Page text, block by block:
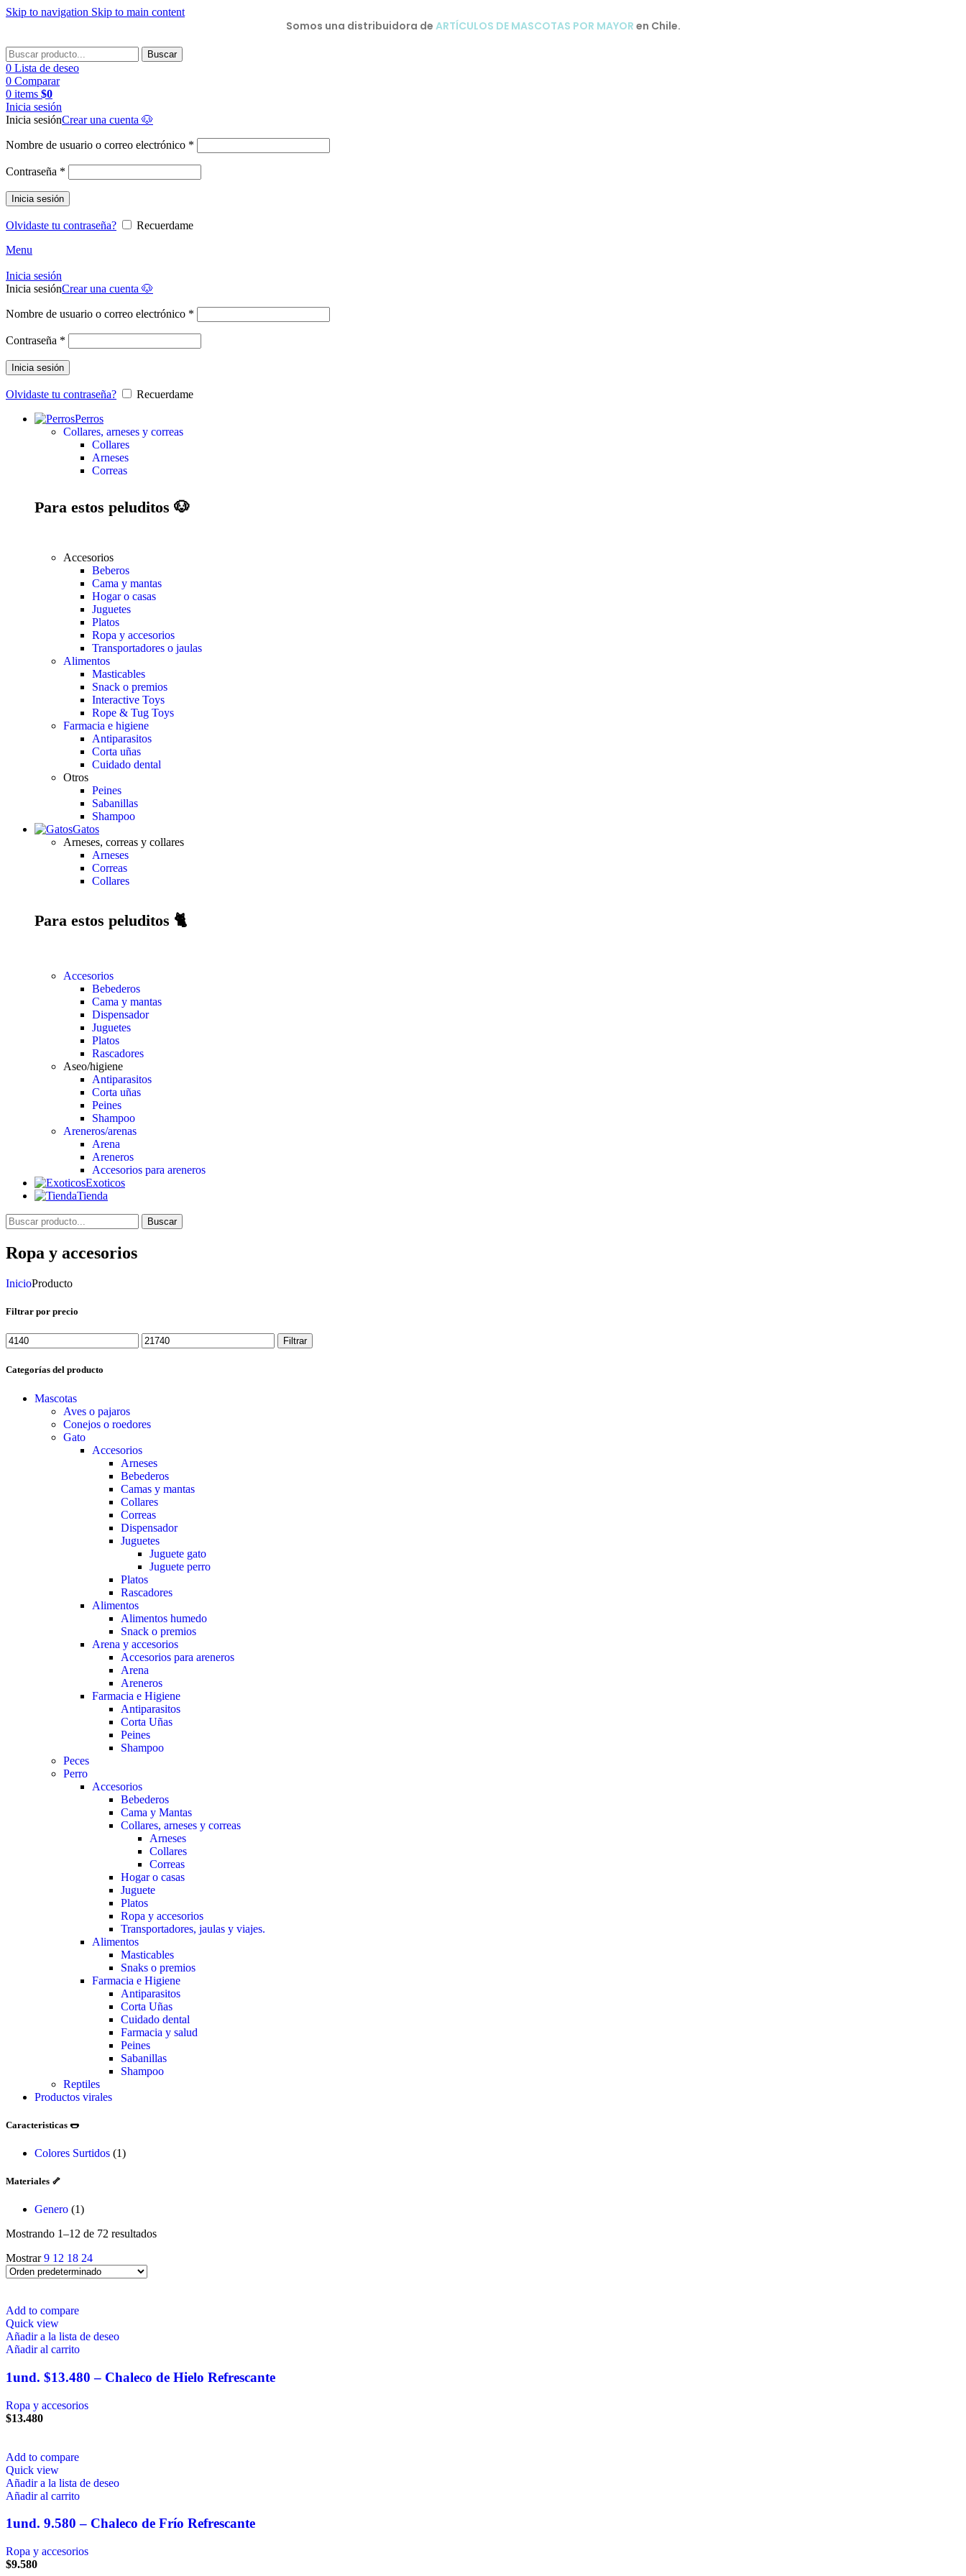
Skip to navigation Skip to main content
Somos una distribuidora de ARTÍCULOS DE MASCOTAS POR MAYOR en Chile.
Buscar
0 Lista de deseo
0 Comparar
0 items $0
Inicia sesión
Inicia sesiónCrear una cuenta 🐶
Nombre de usuario o correo electrónico *
Contraseña *
Inicia sesión
Olvidaste tu contraseña?
Recuerdame
Menu
Inicia sesión
Inicia sesiónCrear una cuenta 🐶
Nombre de usuario o correo electrónico *
Contraseña *
Inicia sesión
Olvidaste tu contraseña?
Recuerdame
Perros
Collares, arneses y correas
Collares
Arneses
Correas
Para estos peluditos 🐶
Accesorios
Beberos
Cama y mantas
Hogar o casas
Juguetes
Platos
Ropa y accesorios
Transportadores o jaulas
Alimentos
Masticables
Snack o premios
Interactive Toys
Rope & Tug Toys
Farmacia e higiene
Antiparasitos
Corta uñas
Cuidado dental
Otros
Peines
Sabanillas
Shampoo
Gatos
Arneses, correas y collares
Arneses
Correas
Collares
Para estos peluditos 🐈
Accesorios
Bebederos
Cama y mantas
Dispensador
Juguetes
Platos
Rascadores
Aseo/higiene
Antiparasitos
Corta uñas
Peines
Shampoo
Areneros/arenas
Arena
Areneros
Accesorios para areneros
Exoticos
Tienda
Buscar
Ropa y accesorios
InicioProducto
Filtrar por precio
Filtrar
Categorías del producto
Mascotas
Aves o pajaros
Conejos o roedores
Gato
Accesorios
Arneses
Bebederos
Camas y mantas
Collares
Correas
Dispensador
Juguetes
Juguete gato
Juguete perro
Platos
Rascadores
Alimentos
Alimentos humedo
Snack o premios
Arena y accesorios
Accesorios para areneros
Arena
Areneros
Farmacia e Higiene
Antiparasitos
Corta Uñas
Peines
Shampoo
Peces
Perro
Accesorios
Bebederos
Cama y Mantas
Collares, arneses y correas
Arneses
Collares
Correas
Hogar o casas
Juguete
Platos
Ropa y accesorios
Transportadores, jaulas y viajes.
Alimentos
Masticables
Snaks o premios
Farmacia e Higiene
Antiparasitos
Corta Uñas
Cuidado dental
Farmacia y salud
Peines
Sabanillas
Shampoo
Reptiles
Productos virales
Caracteristicas 🌭
Colores Surtidos (1)
Materiales 🦴
Genero (1)
Mostrando 1–12 de 72 resultados
Mostrar9 12 18 24
Add to compare
Quick view
Añadir a la lista de deseo
Añadir al carrito
1und. $13.480 – Chaleco de Hielo Refrescante
Ropa y accesorios
$13.480
Add to compare
Quick view
Añadir a la lista de deseo
Añadir al carrito
1und. 9.580 – Chaleco de Frío Refrescante
Ropa y accesorios
$9.580